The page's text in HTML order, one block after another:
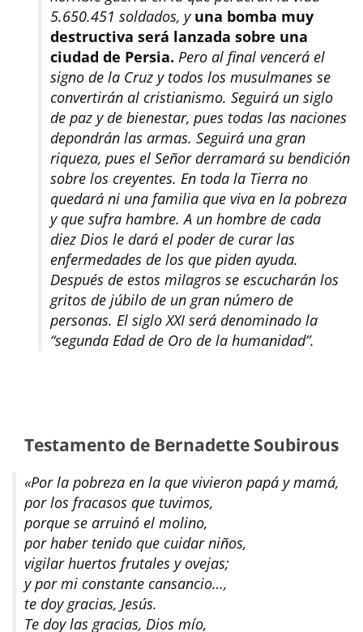
5.650.451 soldados, y una bomba muy
destructiva será lanzada sobre una
ciudad de Persia. Pero al final vencerá el
signo de la Cruz y todos los musulmanes se
convertirán al cristianismo. Seguirá un siglo
de paz y de bienestar, pues todas las naciones
depondrán las armas. Seguirá una gran
riqueza, pues el Señor derramará su bendición
sobre los creyentes. En toda la Tierra no
quedará ni una familia que viva en la pobreza
y que sufra hambre. A un hombre de cada
diez Dios le dará el poder de curar las
enfermedades de los que piden ayuda.
Después de estos milagros se escucharán los
gritos de júbilo de un gran número de
personas. El siglo XXI será denominado la
“segunda Edad de Oro de la humanidad”.
Testamento de Bernadette Soubirous
«Por la pobreza en la que vivieron papá y mamá,
por los fracasos que tuvimos,
porque se arruinó el molino,
por haber tenido que cuidar niños,
vigilar huertos frutales y ovejas;
y por mi constante cansancio…,
te doy gracias, Jesús.
Te doy las gracias, Dios mío,